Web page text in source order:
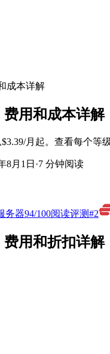
成本详解
用和成本详解
月起。查看每个等
8月1日 ·7 分钟阅读
务器94/100阅读评测#2
用和折扣详解